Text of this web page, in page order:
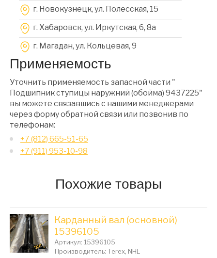
г. Новокузнецк, ул. Полесская, 15
г. Хабаровск, ул. Иркутская, 6, 8a
г. Магадан, ул. Кольцевая, 9
Применяемость
Уточнить применяемость запасной части "
Подшипник ступицы наружний (обойма) 9437225"
вы можете связавшись с нашими менеджерами
через форму обратной связи или позвонив по
телефонам:
+7 (812) 665-51-65
+7 (911) 953-10-98
Похожие товары
Карданный вал (основной)
15396105
Артикул: 15396105
Производитель: Terex, NHL